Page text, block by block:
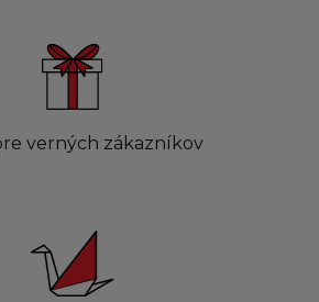
verných zákazníkov